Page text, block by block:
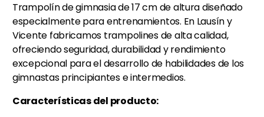
Trampolín de gimnasia de 17 cm de altura diseñado
especialmente para entrenamientos. En Lausín y
Vicente fabricamos trampolines de alta calidad,
ofreciendo seguridad, durabilidad y rendimiento
excepcional para el desarrollo de habilidades de los
gimnastas principiantes e intermedios.
Características del producto: